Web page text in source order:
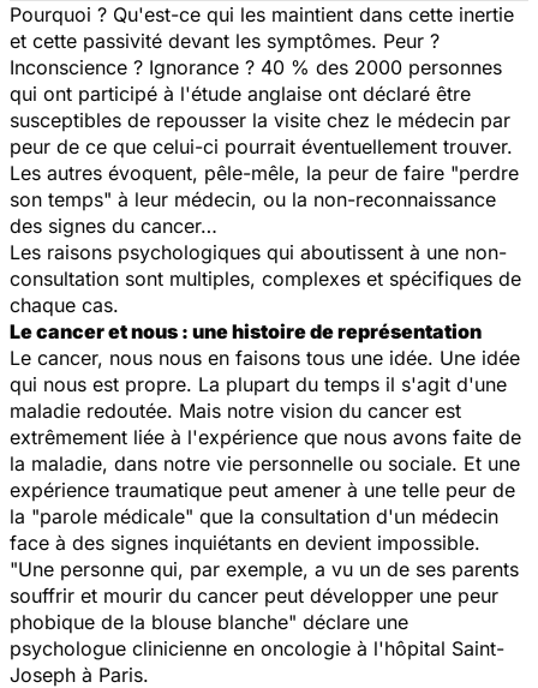
Pourquoi ? Qu'est-ce qui les maintient dans cette inertie
et cette passivité devant les symptômes. Peur ?
Inconscience ? Ignorance ? 40 % des 2000 personnes
qui ont participé à l'étude anglaise ont déclaré être
susceptibles de repousser la visite chez le médecin par
peur de ce que celui-ci pourrait éventuellement trouver.
Les autres évoquent, pêle-mêle, la peur de faire "perdre
son temps" à leur médecin, ou la non-reconnaissance
des signes du cancer…
Les raisons psychologiques qui aboutissent à une non-
consultation sont multiples, complexes et spécifiques de
chaque cas.
Le cancer et nous : une histoire de représentation
Le cancer, nous nous en faisons tous une idée. Une idée
qui nous est propre. La plupart du temps il s'agit d'une
maladie redoutée. Mais notre vision du cancer est
extrêmement liée à l'expérience que nous avons faite de
la maladie, dans notre vie personnelle ou sociale. Et une
expérience traumatique peut amener à une telle peur de
la "parole médicale" que la consultation d'un médecin
face à des signes inquiétants en devient impossible.
"Une personne qui, par exemple, a vu un de ses parents
souffrir et mourir du cancer peut développer une peur
phobique de la blouse blanche" déclare une
psychologue clinicienne en oncologie à l'hôpital Saint-
Joseph à Paris.